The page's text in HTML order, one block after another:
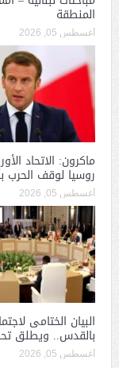
المنطقة
أغسطس 05, 2026
ماكرون: الاتحاد
روسيا لوقف الحرب
أغسطس 05, 2026
البيان الختامى
بالقدس.. ويطلق
أغسطس 05, 2026